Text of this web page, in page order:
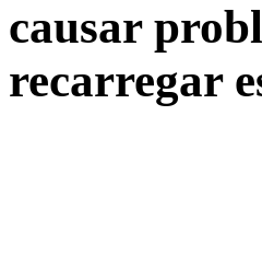
causar
recarregar